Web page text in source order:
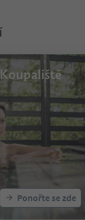
Koupaliště
Ponořte se zde